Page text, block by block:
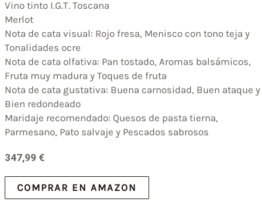
Vino tinto I.G.T. Toscana
Merlot
Nota de cata visual: Rojo fresa, Menisco con tono teja y
Tonalidades ocre
Nota de cata olfativa: Pan tostado, Aromas balsámicos,
Fruta muy madura y Toques de fruta
Nota de cata gustativa: Buena carnosidad, Buen ataque y
Bien redondeado
Maridaje recomendado: Quesos de pasta tierna,
Parmesano, Pato salvaje y Pescados sabrosos
347,99 €
COMPRAR EN AMAZON